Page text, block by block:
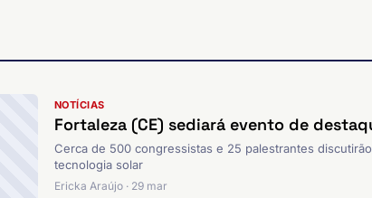
NOTÍCIAS
Fortaleza (CE) sediará evento de
Cerca de 500 congressistas e 25 palestrantes
tecnologia solar
Ericka Araújo · 29 mar